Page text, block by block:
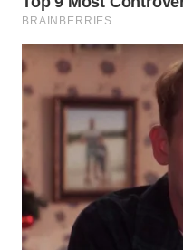
TAPANULI
TENGAH
SERDANG
WN
TEBING
TINGGI